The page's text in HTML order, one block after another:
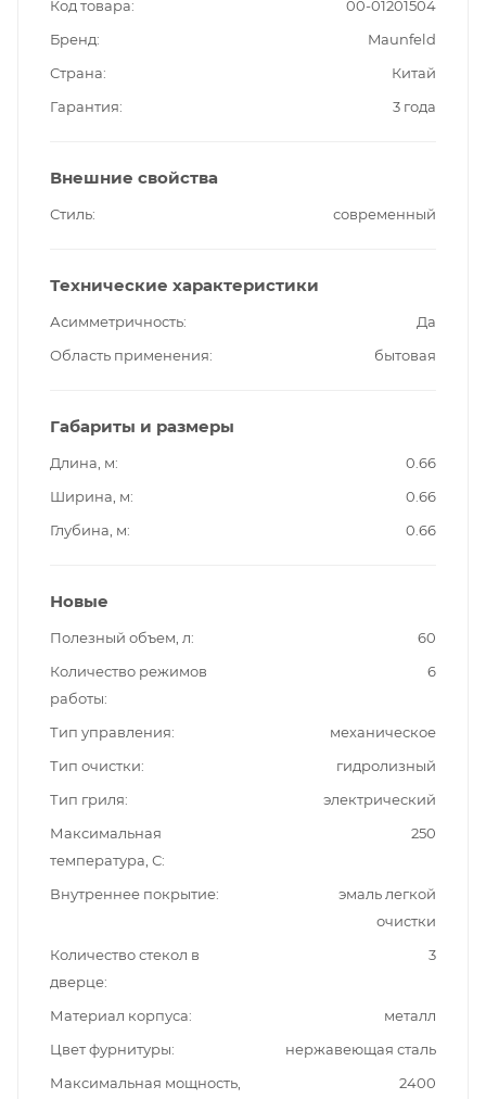
Код товара
00-01201504
Бренд
Maunfeld
Страна
Китай
Гарантия
3 года
Внешние свойства
Стиль современный
Технические характеристики
Асимметричность
Да
Область применения
бытовая
Габариты и размеры
Длина, м
0.66
Ширина, м
0.66
Глубина, м
0.66
Новые
Полезный объем, л
60
Количество режимов
работы
6
Тип управления
механическое
Тип очистки
гидролизный
Тип гриля
электрический
Максимальная
температура, С
250
Внутреннее покрытие
эмаль легкой
очистки
Количество стекол в
дверце
3
Материал корпуса
металл
Цвет фурнитуры
нержавеющая сталь
Максимальная мощность,
2400